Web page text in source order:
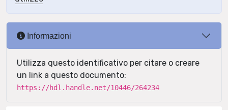
Informazioni
Utilizza questo identificativo per citare o creare
un link a questo documento:
https://hdl.handle.net/10446/264234